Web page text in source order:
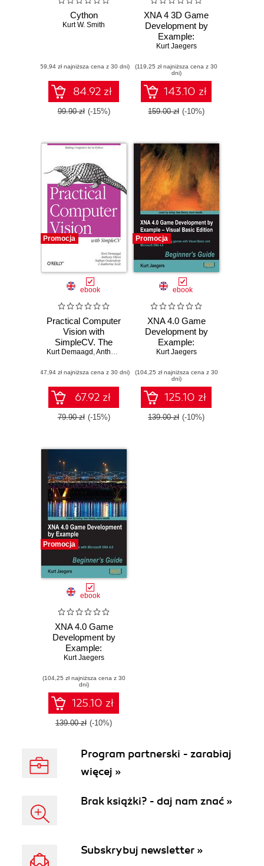
Cython
Kurt W. Smith
(59,94 zł najniższa cena z 30 dni)
84.92 zł
99.90 zł (-15%)
XNA 4 3D Game
Development by
Example:
Beginner's Guide.
packed 3D games
with the Microsoft
XNA Framework
with this book and
Kurt Jaegers
(119,25 zł najniższa cena z 30
dni)
143.10 zł
159.00 zł (-10%)
Promocja
ebook
Practical Computer
Vision with
SimpleCV. The
Simple Way to
See
Kurt Demaagd ,Anthony Oliver Nathan Oostendorp
(47,94 zł najniższa cena z 30 dni)
67.92 zł
79.90 zł (-15%)
Promocja
ebook
XNA 4.0 Game
Development by
Example:
Beginner's Guide -
Edition. Create
your own exciting
games with Visual
Basic and
Microsoft XNA 4.0
Kurt Jaegers
(104,25 zł najniższa cena z 30
dni)
125.10 zł
139.00 zł (-10%)
Promocja
ebook
XNA 4.0 Game
Development by
Example:
Beginner's Guide.
start creating your
own games is
simply to dive in
and give it a go
with this
of examples, tips,
solid grounding
Kurt Jaegers
(104,25 zł najniższa cena z 30
dni)
125.10 zł
139.00 zł (-10%)
Program partnerski - zarabiaj
więcej »
Brak książki? - daj nam znać »
Subskrybuj newsletter »